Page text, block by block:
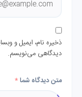
ذخیره نام، ایمیل و
دیدگاهی می‌نویسم.
متن دیدگاه شما*